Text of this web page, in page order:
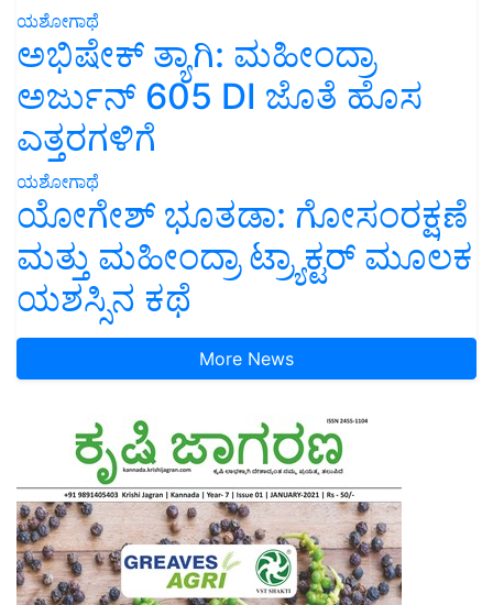
ಯಶೋಗಾಥೆ
ಅಭಿಷೇಕ್ ತ್ಯಾಗಿ: ಮಹೀಂದ್ರಾ
ಅರ್ಜುನ್ 605 DI ಜೊತೆ ಹೊಸ
ಎತ್ತರಗಳಿಗೆ
ಯಶೋಗಾಥೆ
ಯೋಗೇಶ್ ಭೂತಡಾ: ಗೋಸಂರಕ್ಷಣೆ
ಮತ್ತು ಮಹೀಂದ್ರಾ ಟ್ರ್ಯಾಕ್ಟರ್ ಮೂಲಕ
ಯಶಸ್ಸಿನ ಕಥೆ
More News